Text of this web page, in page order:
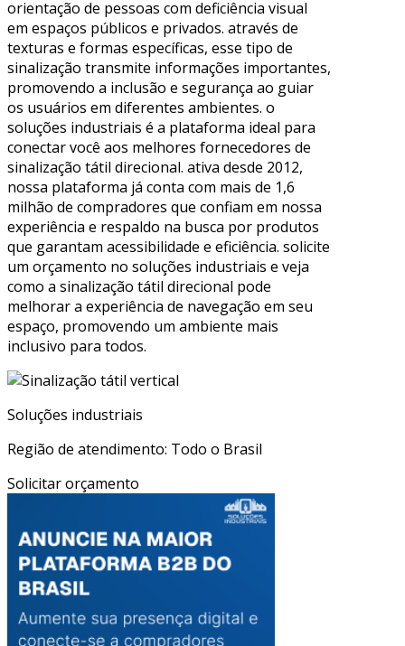
orientação de pessoas com deficiência visual
em espaços públicos e privados. através de
texturas e formas específicas, esse tipo de
sinalização transmite informações importantes,
promovendo a inclusão e segurança ao guiar
os usuários em diferentes ambientes. o
soluções industriais é a plataforma ideal para
conectar você aos melhores fornecedores de
sinalização tátil direcional. ativa desde 2012,
nossa plataforma já conta com mais de 1,6
milhão de compradores que confiam em nossa
experiência e respaldo na busca por produtos
que garantam acessibilidade e eficiência. solicite
um orçamento no soluções industriais e veja
como a sinalização tátil direcional pode
melhorar a experiência de navegação em seu
espaço, promovendo um ambiente mais
inclusivo para todos.
Soluções industriais
Região de atendimento: Todo o Brasil
Solicitar orçamento